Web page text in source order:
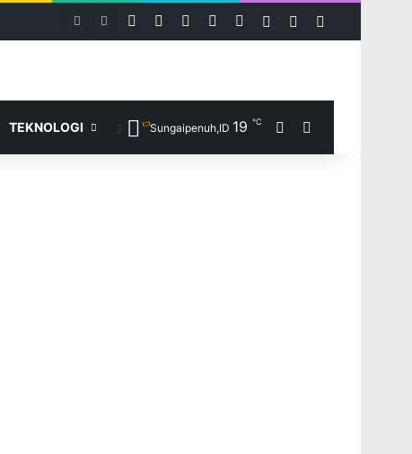
RSS Facebook YouTubeInstagram
Log InRandom Article
TEKNOLOGI Sungaipenuh,ID 19 ℃ Random Article